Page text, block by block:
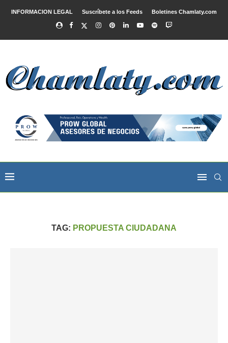
INFORMACION LEGAL Suscríbete a los Feeds Boletines Chamlaty.com
TAG: PROPUESTA CIUDADANA